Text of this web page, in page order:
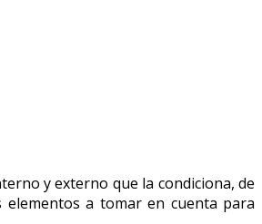
y externo que la condiciona, de
a tomar en cuenta para